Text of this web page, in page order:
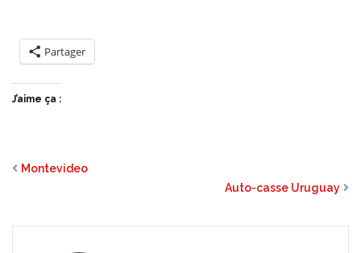
Partager
J’aime ça :
Montevideo
Auto-casse Uruguay